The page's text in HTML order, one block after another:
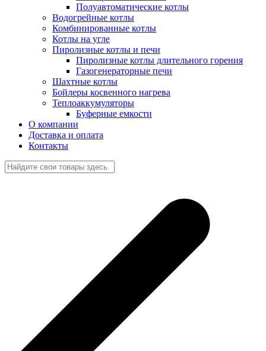
Полуавтоматические котлы
Водогрейные котлы
Комбинированные котлы
Котлы на угле
Пиролизные котлы и печи
Пиролизные котлы длительного горения
Газогенераторные печи
Шахтные котлы
Бойлеры косвенного нагрева
Теплоаккумуляторы
Буферные емкости
О компании
Доставка и оплата
Контакты